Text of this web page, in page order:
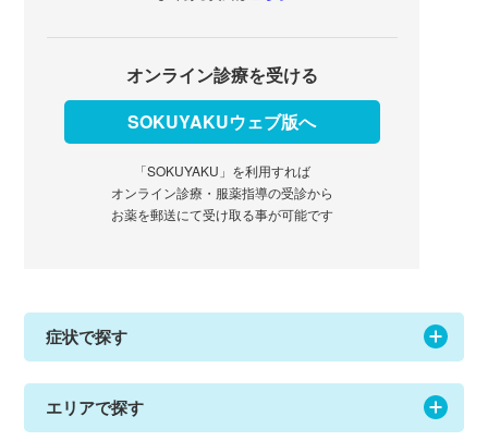
オンライン診療を受ける
SOKUYAKUウェブ版へ
「SOKUYAKU」を利用すれば
オンライン診療・服薬指導の受診から
お薬を郵送にて受け取る事が可能です
症状で探す
エリアで探す